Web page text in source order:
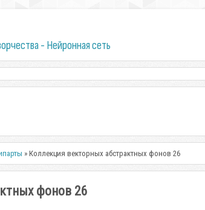
- Нейронная сеть
» Коллекция векторных абстрактных фонов 26
фонов 26